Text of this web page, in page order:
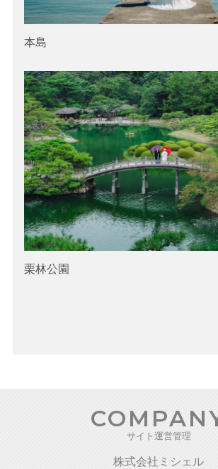
本島
栗林公園
サイト運営管理
株式会社ミシェル